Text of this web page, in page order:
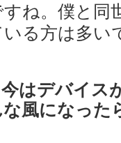
ね。僕と同
る方は多い
はデバイス
な風になっ